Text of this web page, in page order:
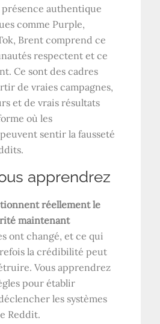
authentique
comme Purple,
Brent comprend ce
respectent et ce
Ce sont des cadres
de vraies campagnes,
et de vrais résultats
où les
sentir la fausseté
apprendrez
réellement le
maintenant
ont changé, et ce qui
la crédibilité peut
Vous apprendrez
pour établir
les systèmes
Reddit.